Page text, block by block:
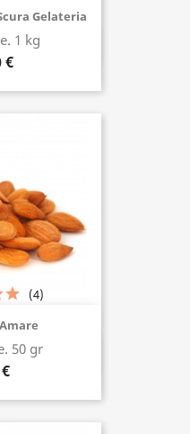
Gelateria
1 kg
€
ora
50 gr
(4)
ora